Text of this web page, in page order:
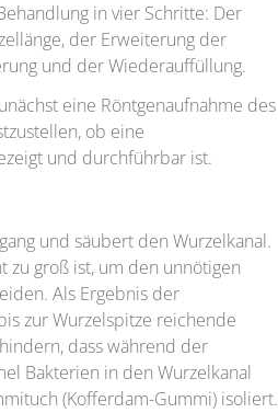
in vier Schritte: Der
der Erweiterung der
und der Wiederauffüllung.
eine Röntgenaufnahme des
ob eine
und durchführbar ist.
und säubert den Wurzelkanal.
zu groß ist, um den unnötigen
Als Ergebnis der
zur Wurzelspitze reichende
dass während der
Bakterien in den Wurzelkanal
(Kofferdam-Gummi) isoliert.